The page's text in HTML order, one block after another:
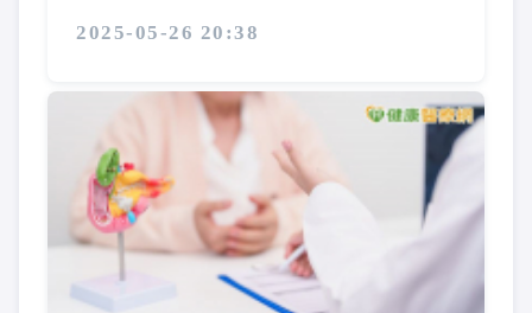
2025-05-26 20:38